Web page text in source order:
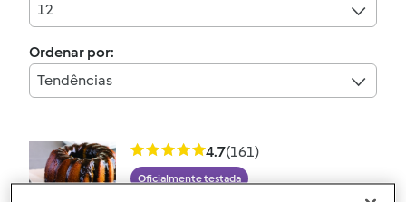
12
Ordenar por:
Tendências
4.7(161)
Oficialmente testada